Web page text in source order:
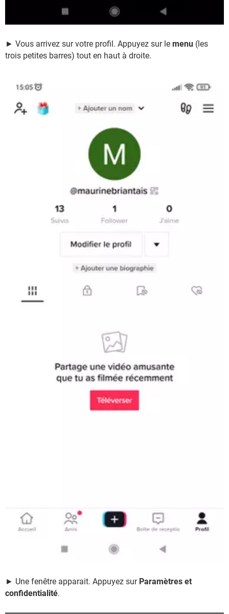
► Vous arrivez sur votre profil. Appuyez sur le menu (les
trois petites barres) tout en haut à droite.
► Une fenêtre apparait. Appuyez sur Paramètres et
confidentialité.